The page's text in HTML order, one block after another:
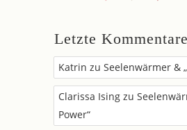
Letzte Kommentare
Katrin zu Seelenwärmer &
Clarissa Ising zu
Power“